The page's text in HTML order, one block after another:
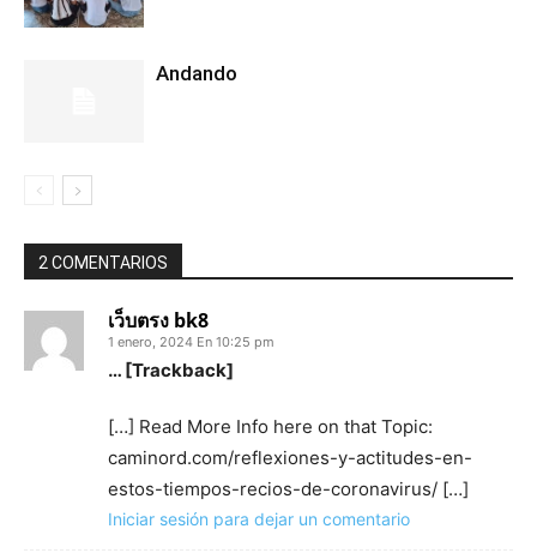
Andando
2 COMENTARIOS
เว็บตรง bk8
1 enero, 2024 En 10:25 pm
… [Trackback]
[…] Read More Info here on that Topic:
caminord.com/reflexiones-y-actitudes-en-
estos-tiempos-recios-de-coronavirus/ […]
Iniciar sesión para dejar un comentario